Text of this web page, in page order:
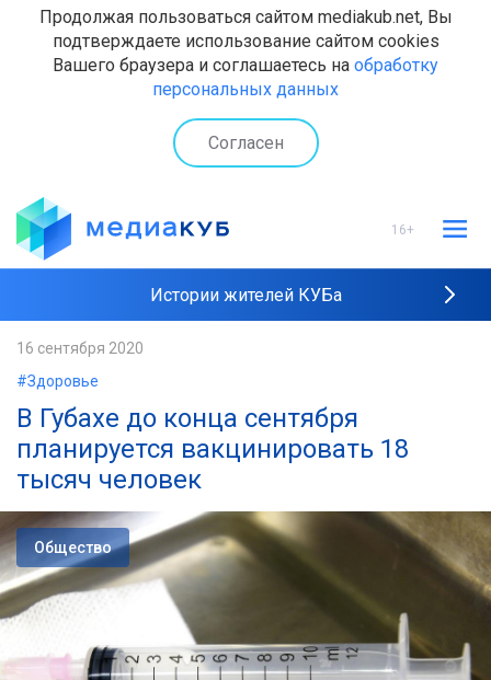
Продолжая пользоваться сайтом mediakub.net, Вы
подтверждаете использование сайтом cookies
Вашего браузера и соглашаетесь на обработку
персональных данных
Согласен
16+
Истории жителей КУБа
16 сентября 2020
#Здоровье
В Губахе до конца сентября
планируется вакцинировать 18
тысяч человек
Общество